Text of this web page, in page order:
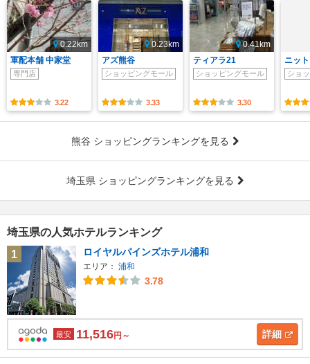
0.22km
軍配本舗 中家堂
専門店
3.22
0.23km
アズ熊谷
ショッピングモール
3.33
0.41km
ティアラ21
ショッピングモール
3.30
ニッ
ショ
熊谷 ショッピングランキングを見る
埼玉県 ショッピングランキングを見る
埼玉県の人気ホテルランキング
1
ロイヤルパインズホテル浦和
エリア： 浦和
3.78
最安 11,516円～ 詳細